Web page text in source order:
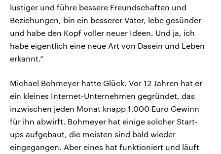
lustiger und führe bessere Freundschaften und
Beziehungen, bin ein besserer Vater, lebe gesünder
und habe den Kopf voller neuer Ideen. Und ja, ich
habe eigentlich eine neue Art von Dasein und Leben
erkannt.“
Michael Bohmeyer hatte Glück. Vor 12 Jahren hat er
ein kleines Internet-Unternehmen gegründet, das
inzwischen jeden Monat knapp 1.000 Euro Gewinn
für ihn abwirft. Bohmeyer hat einige solcher Start-
ups aufgebaut, die meisten sind bald wieder
eingegangen. Aber eines hat funktioniert und läuft